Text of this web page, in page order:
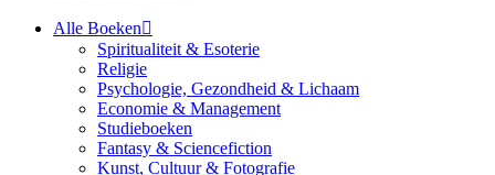
Alle Boeken
Spiritualiteit & Esoterie
Religie
Psychologie, Gezondheid & Lichaam
Economie & Management
Studieboeken
Fantasy & Sciencefiction
Kunst, Cultuur & Fotografie